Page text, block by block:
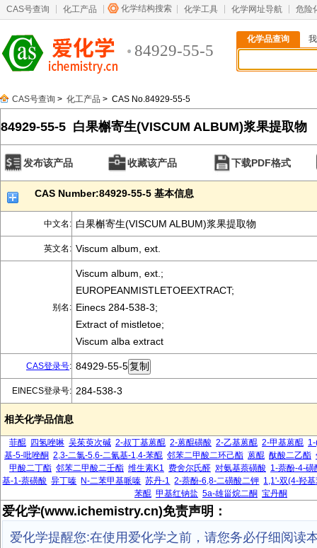
CAS号查询 化工产品 化学结构搜索 化学工具 化学网址导航 危险
84929-55-5
化学品查询
CAS号查询 > 化工产品 > CAS No.84929-55-5
84929-55-5 白果槲寄生(VISCUM ALBUM)浆果提取物
发布该产品 收藏该产品 下载PDF格式
CAS Number:84929-55-5 基本信息
中文名: 白果槲寄生(VISCUM ALBUM)浆果提取物
英文名: Viscum album, ext.
别名:
Viscum album, ext.;
EUROPEANMISTLETOEEXTRACT;
Einecs 284-538-3;
Extract of mistletoe;
Viscum alba extract
CAS登录号: 84929-55-5
EINECS登录号: 284-538-3
相关化学品信息
菲醌 四氢唑啉 吴茱萸次碱 2-叔丁基蒽醌 2-蒽醌磺酸 2-乙基蒽醌 2-甲基蒽醌
基-5-吡唑酮 2,3-二氯-5,6-二氰基-1,4-苯醌 邻苯二甲酸二环己酯 蒽醌 酞酸二乙酯
甲酸二丁酯 邻苯二甲酸二壬酯 维生素K1 费舍尔氏醛 对氨基萘磺酸 1-萘酚-4-磺
基-1-萘磺酸 异丁嗪 N-二苯甲基哌嗪 苏丹-1 2-萘酚-6,8-二磺酸二钾 1,1'-双(4-羟
苯醌 甲基红钠盐 5a-雄甾烷二酮 宝丹酮
爱化学(www.ichemistry.cn)免责声明：
爱化学提醒您:在使用爱化学之前，请您务必仔细阅读